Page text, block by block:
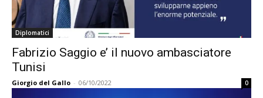
Diplomatici
Fabrizio Saggio e’ il nuovo ambasciatore
Tunisi
Giorgio del Gallo - 06/10/2022 0